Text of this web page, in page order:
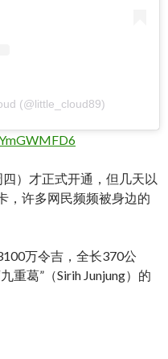
(@little_cloud89)
）才正式开通，但几天以
，许多网民频频被身边的
万令吉，全长370公
重葛”（Sirih Junjung）的
景点! Kuala Lumpur, Saloma